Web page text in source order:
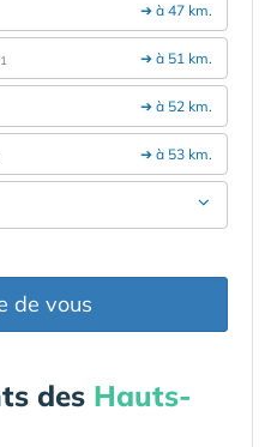
➔ à 47 km.
➔ à 51 km.
➔ à 52 km.
➔ à 53 km.
de vous
des Hauts-